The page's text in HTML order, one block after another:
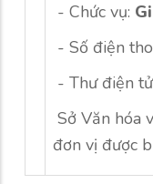
- Chức vụ:
- Số điện
- Thư điện
Sở Văn hóa
đơn vị được